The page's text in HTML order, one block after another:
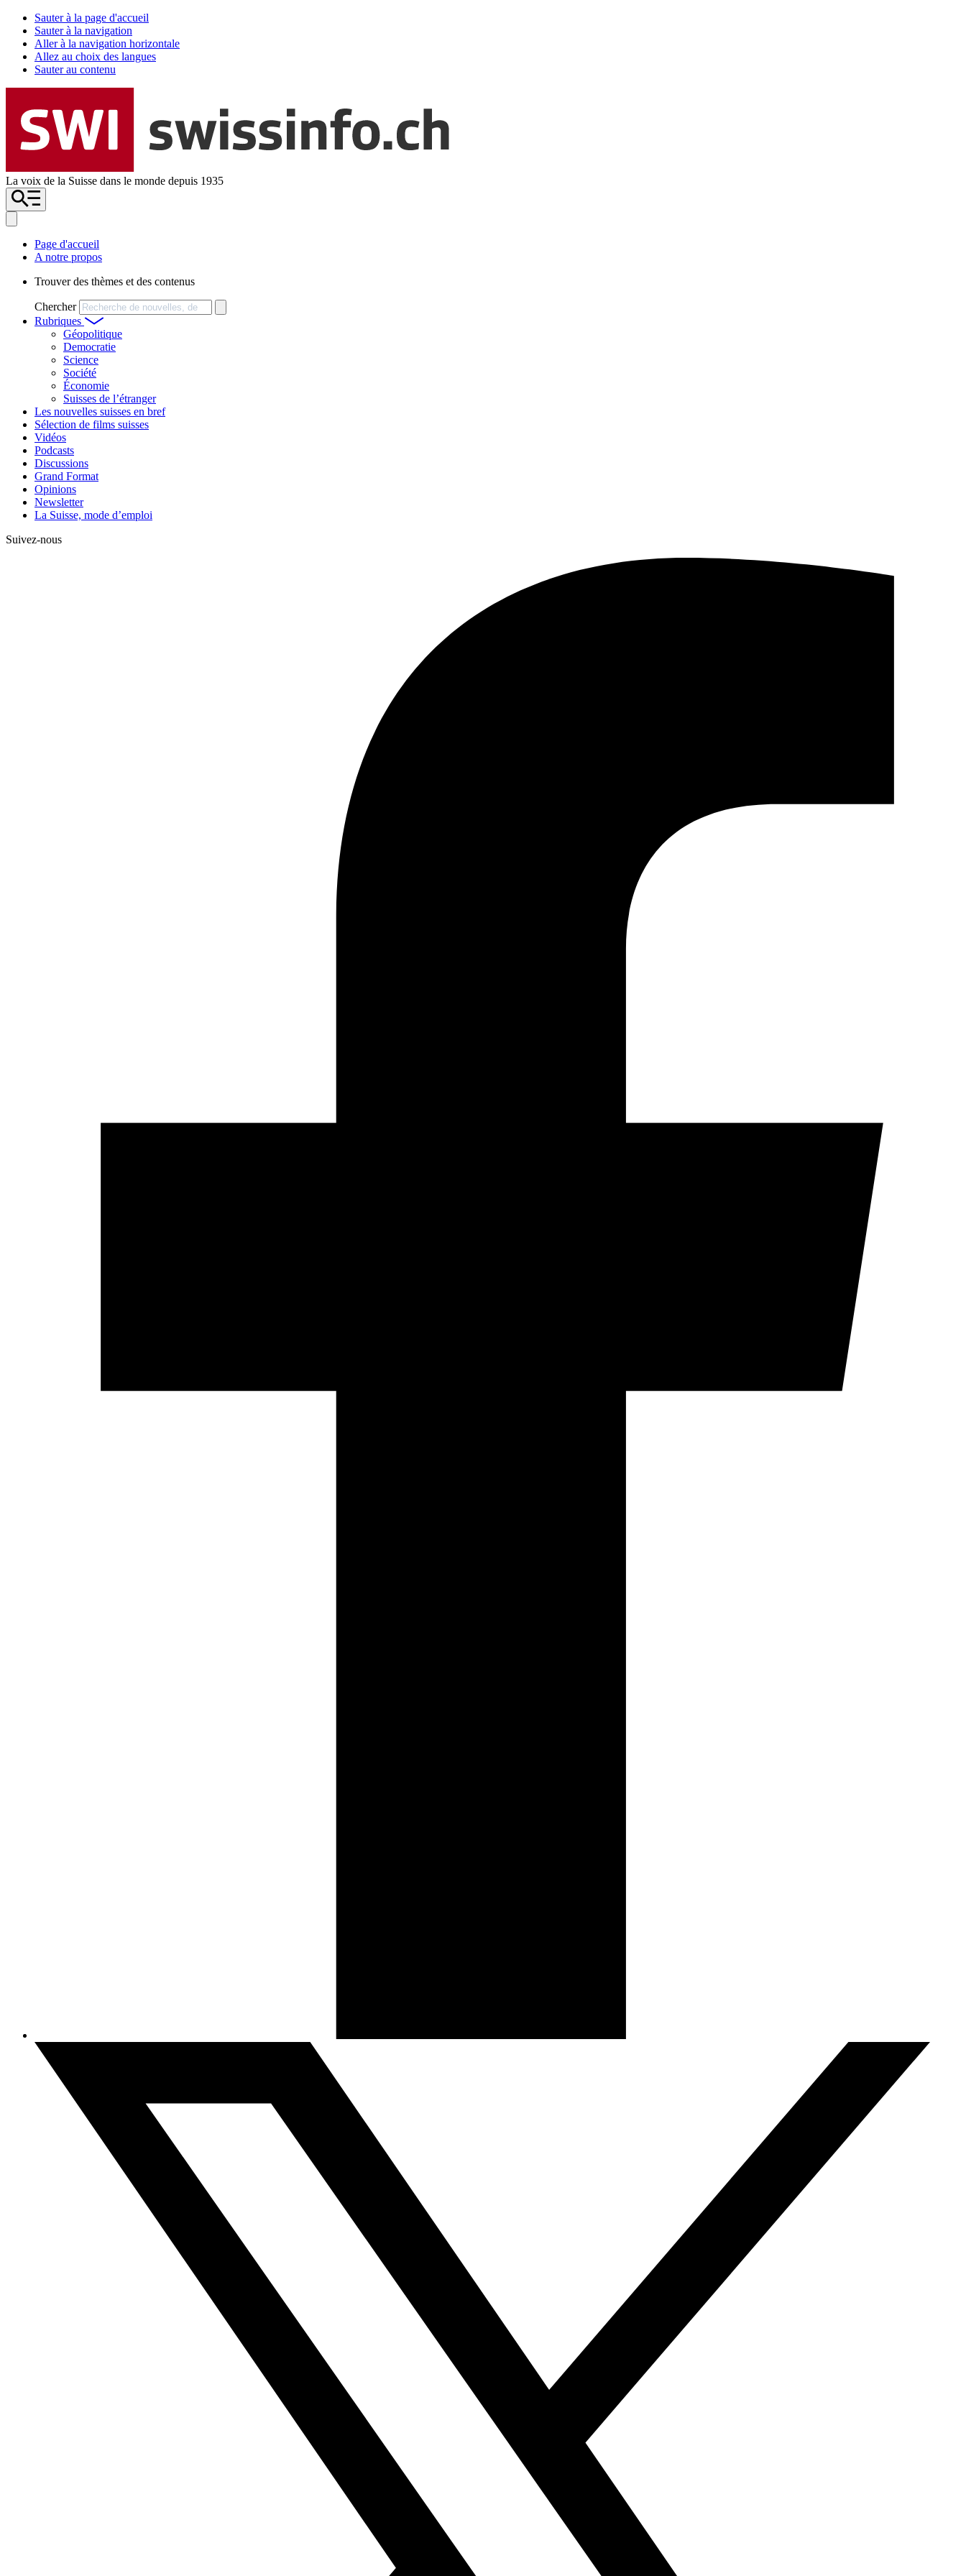
Sauter à la page d'accueil
Sauter à la navigation
Aller à la navigation horizontale
Allez au choix des langues
Sauter au contenu
La voix de la Suisse dans le monde depuis 1935
Page d'accueil
A notre propos
Trouver des thèmes et des contenus
Chercher
Rubriques
Géopolitique
Democratie
Science
Société
Économie
Suisses de l’étranger
Les nouvelles suisses en bref
Sélection de films suisses
Vidéos
Podcasts
Discussions
Grand Format
Opinions
Newsletter
La Suisse, mode d’emploi
Suivez-nous